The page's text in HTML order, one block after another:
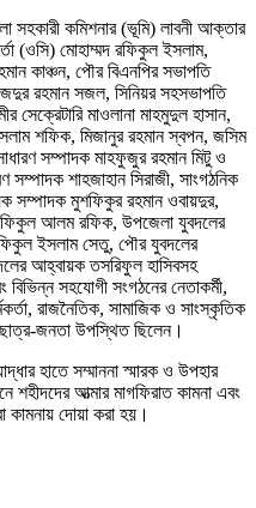
সহকারী কমিশনার (ভূমি) লাবনী আক্তার
(ওসি) মোহাম্মদ রফিকুল ইসলাম,
কাঞ্চন, পৌর বিএনপির সভাপতি
রহমান সজল, সিনিয়র সহসভাপতি
সেক্রেটারি মাওলানা মাহমুদুল হাসান,
শফিক, মিজানুর রহমান স্বপন, জসিম
সম্পাদক মাহফুজুর রহমান মিটু ও
শাহজাহান সিরাজী, সাংগঠনিক
সম্পাদক মুশফিকুর রহমান ওবায়দুর,
আলম রফিক, উপজেলা যুবদলের
ইসলাম সেতু, পৌর যুবদলের
আহ্বায়ক তসরিফুল হাসিবসহ
সহযোগী সংগঠনের নেতাকর্মী,
রাজনৈতিক, সামাজিক ও সাংস্কৃতিক
জনতা উপস্থিত ছিলেন।
হাতে সম্মাননা স্মারক ও উপহার
আত্মার মাগফিরাত কামনা এবং
কামনায় দোয়া করা হয়।